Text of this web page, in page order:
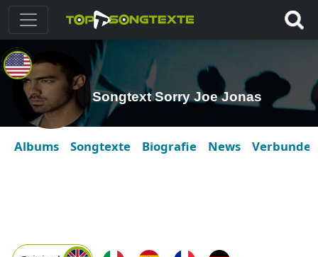
Songtext Sorry Joe Jonas
Albums Songtexte Biografie News Verbunden